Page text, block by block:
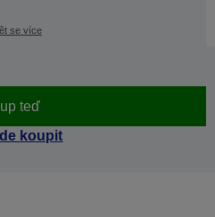
se více
teď
koupit